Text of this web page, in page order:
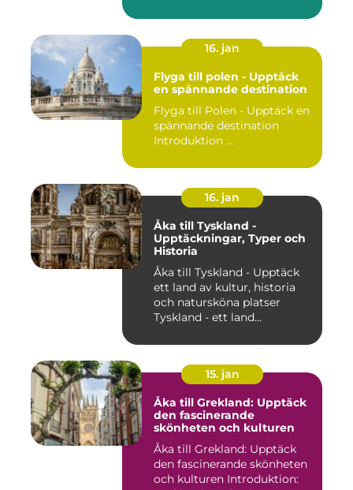
16. jan
Flyga till polen - Upptäck
en spännande destination
Flyga till Polen - Upptäck en
spännande destination
Introduktion ...
16. jan
Åka till Tyskland -
Upptäckningar, Typer och
Historia
Åka till Tyskland - Upptäck
ett land av kultur, historia
och natursköna platser
Tyskland - ett land...
15. jan
Åka till Grekland: Upptäck
den fascinerande
skönheten och kulturen
Åka till Grekland: Upptäck
den fascinerande skönheten
och kulturen Introduktion: